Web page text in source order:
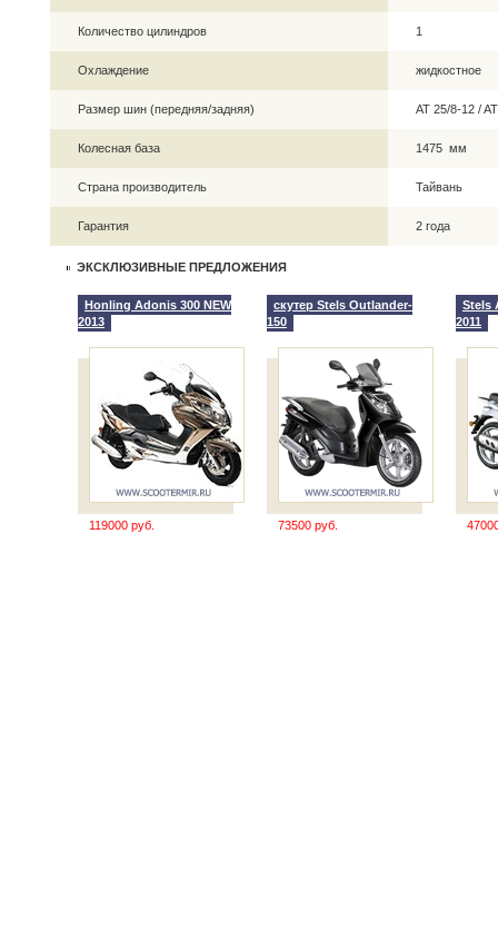
Количество цилиндров 1
Охлаждение жидкостное
Размер шин (передняя/задняя) AT 25/8-12 /
Колесная база 1475 мм
Страна производитель Тайвань
Гарантия 2 года
ЭКСКЛЮЗИВНЫЕ ПРЕДЛОЖЕНИЯ
Honling Adonis 300 NEW
2013
119000 руб.
скутер Stels Outlander-
150
73500 руб.
Stels
2011